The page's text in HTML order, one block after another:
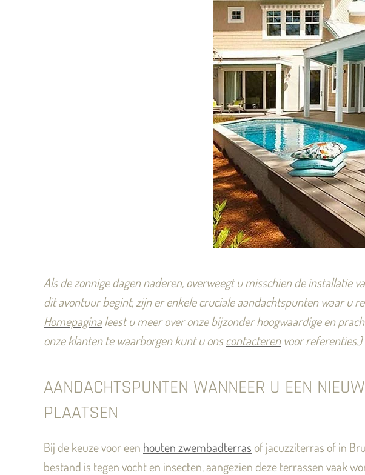
Als de zonnige dagen naderen, overweegt u misschien de installatie
dit avontuur begint, zijn er enkele cruciale aandachtspunten waar u
Homepaginaleest u meer over onze bijzonder hoogwaardige en
onze klanten te waarborgen kunt u onscontacterenvoor referenties.)
AANDACHTSPUNTEN WANNEER U EEN
PLAATSEN
Bij de keuze voor een houten zwembadterras of jacuzziterras of in
bestand is tegen vocht en insecten, aangezien deze terrassen vaak